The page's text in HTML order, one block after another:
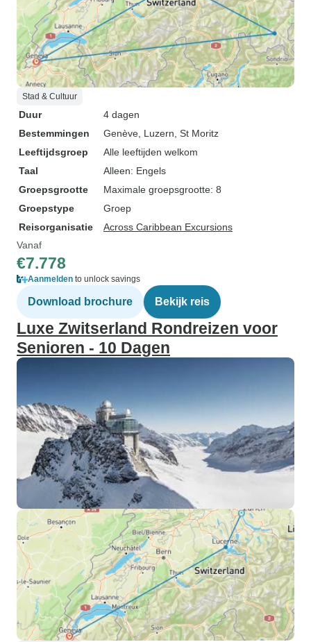
Stad & Cultuur
Duur
4 dagen
Bestemmingen
Genève , Luzern , St Moritz
Leeftijdsgroep
Alle leeftijden welkom
Taal
Alleen: Engels
Groepsgrootte
Maximale groepsgrootte: 8
Groepstype
Groep
Reisorganisatie
Across Caribbean Excursions
Vanaf
€7.778
Aanmelden to unlock savings
Download brochure Bekijk reis
Luxe Zwitserland Rondreizen voor
Senioren - 10 Dagen